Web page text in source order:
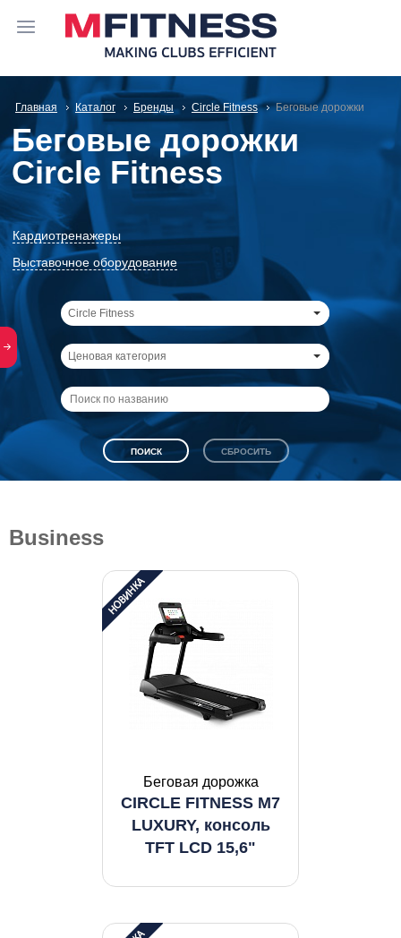
Главная Каталог Бренды Circle Fitness Беговые дорожки
Беговые дорожки
Circle Fitness
Кардиотренажеры
Выставочное оборудование
Circle Fitness
Ценовая категория
Business
Беговая дорожка
CIRCLE FITNESS M7
LUXURY, консоль
TFT LCD 15,6"